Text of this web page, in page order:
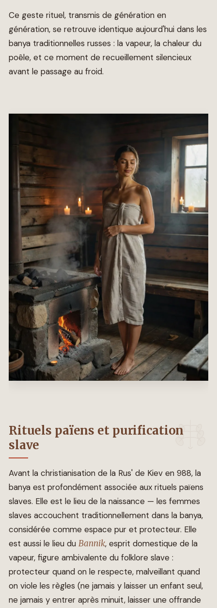
Ce geste rituel, transmis de génération en
génération, se retrouve identique aujourd'hui dans les
banya traditionnelles russes : la vapeur, la chaleur du
poêle, et ce moment de recueillement silencieux
avant le passage au froid.
Rituels païens et purification
slave
Avant la christianisation de la Rus' de Kiev en 988, la
banya est profondément associée aux rituels païens
slaves. Elle est le lieu de la naissance — les femmes
slaves accouchent traditionnellement dans la banya,
considérée comme espace pur et protecteur. Elle
est aussi le lieu du Bannik, esprit domestique de la
vapeur, figure ambivalente du folklore slave :
protecteur quand on le respecte, malveillant quand
on viole les règles (ne jamais y laisser un enfant seul,
ne jamais y entrer après minuit, laisser une offrande